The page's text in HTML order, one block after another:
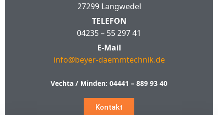
27299 Langwedel
TELEFON
04235 – 55 297 41
E-Mail
info@beyer-daemmtechnik.de
Vechta / Minden: 04441 – 889 93 40
Kontakt